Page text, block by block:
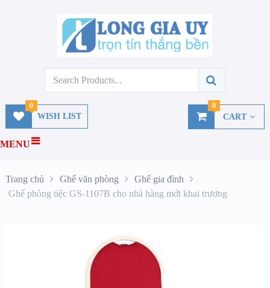
WISH LIST
0
CART
0
MENU
Trang chủ Ghế văn phòng
Ghế gia đình
Ghế phòng tiệc GS-1107B cho nhà hàng mới khai trương